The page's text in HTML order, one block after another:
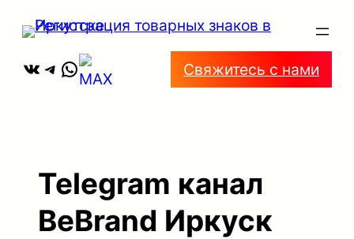
Перейти
содержимому
ВКонтакте
Telegram
WhatsApp Свяжитесь с нами
Telegram канал
BeBrand Иркуск